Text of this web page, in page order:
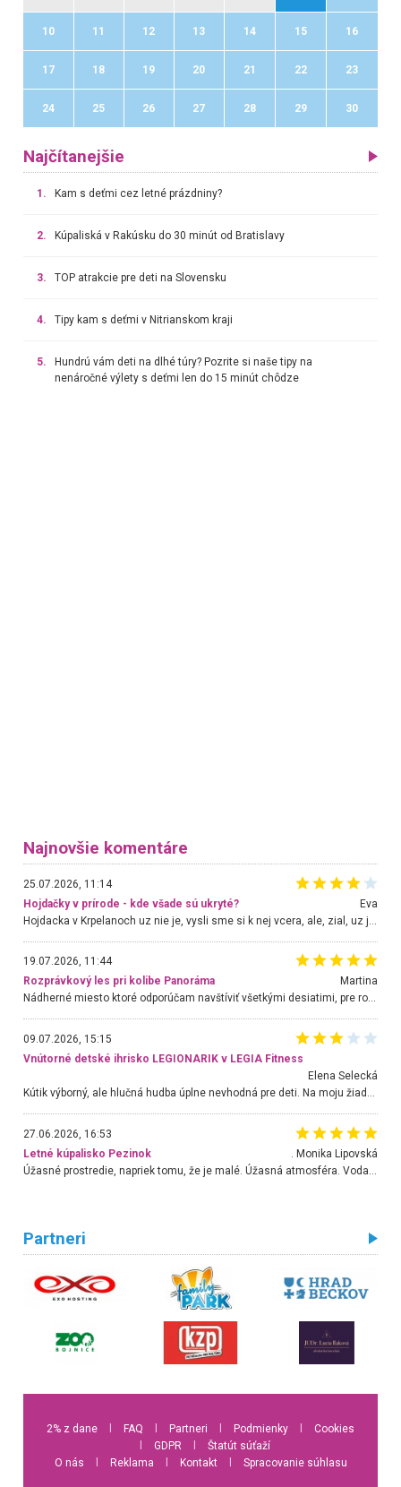
10 11 12 13 14 15 16
17 18 19 20 21 22 23
24 25 26 27 28 29 30
Najčítanejšie
1. Kam s deťmi cez letné prázdniny?
2. Kúpaliská v Rakúsku do 30 minút od Bratislavy
3. TOP atrakcie pre deti na Slovensku
4. Tipy kam s deťmi v Nitrianskom kraji
5.
Hundrú vám deti na dlhé túry? Pozrite si naše tipy na
nenáročné výlety s deťmi len do 15 minút chôdze
Najnovšie komentáre
25.07.2026, 11:14
Hojdačky v prírode - kde všade sú ukryté?
Eva
19.07.2026, 11:44
Rozprávkový les pri kolibe Panoráma
Martina
Nádherné miesto ktoré odporúčam navštíviť všetkými desiatimi, pre rodiny s deťmi, dôchodcom... Proste a jednoducho ozaj rozprávkový les.. určite ešte prídeme. Odniesli sme si na pamiatku krásne tričká,
09.07.2026, 15:15
Vnútorné detské ihrisko LEGIONARIK v LEGIA Fitness
Elena Selecká
Kútik výborný, ale hlučná hudba úplne nevhodná pre deti. Na moju žiadosť o aspoň sušenie nereagovali.
27.06.2026, 16:53
Letné kúpalisko Pezinok
. Monika Lipovská
Partneri
2% z dane FAQ Partneri Podmienky
Cookies
GDPR
Štatút súťaží
O nás
Reklama Kontakt Spracovanie súhlasu